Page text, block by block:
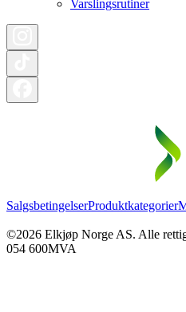
Varslingsrutiner
SalgsbetingelserProduktkategorier
©2026 Elkjøp Norge AS. Alle
054 600MVA